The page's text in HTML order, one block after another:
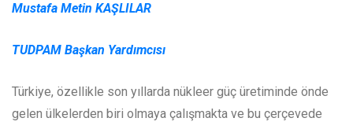
Mustafa Metin KAŞLILAR
TUDPAM Başkan Yardımcısı
Türkiye, özellikle son yıllarda nükleer güç üretiminde önde
gelen ülkelerden biri olmaya çalışmakta ve bu çerçevede